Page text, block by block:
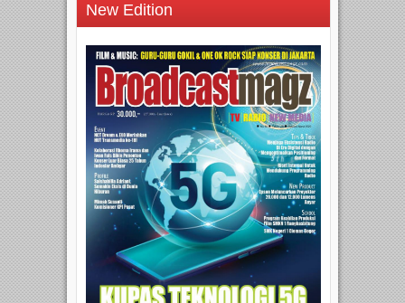
New Edition